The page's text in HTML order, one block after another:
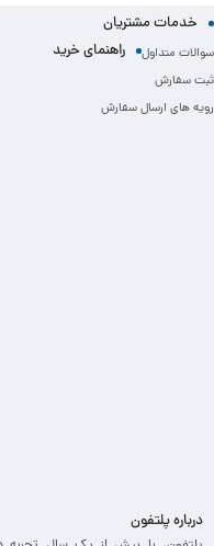
خدمات مشتریان
سوالات متداول راهنمای خرید
ثبت سفارش
رویه های ارسال سفارش
درباره پلتفون